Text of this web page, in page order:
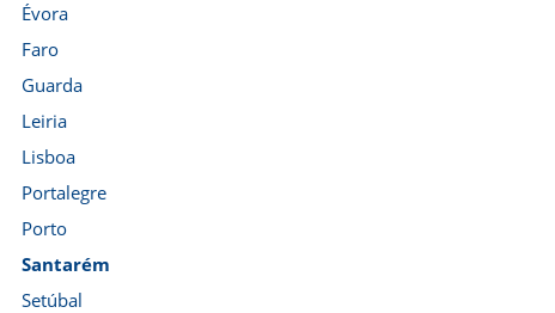
Évora
Faro
Guarda
Leiria
Lisboa
Portalegre
Porto
Santarém
Setúbal